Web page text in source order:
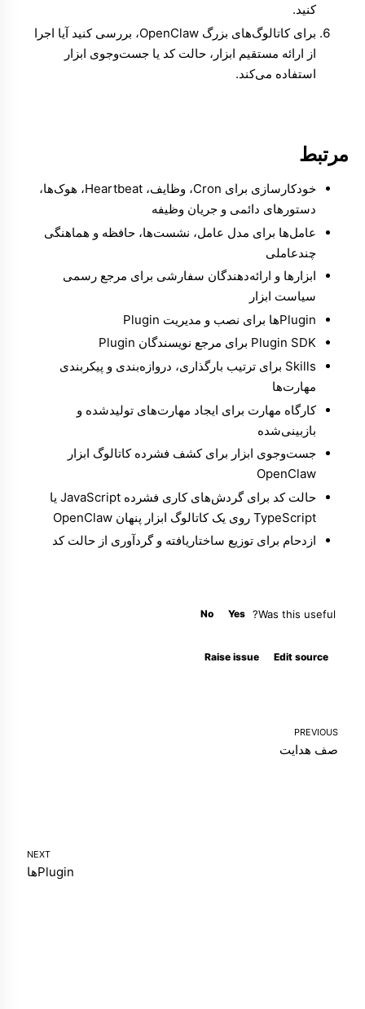
کنید.
برای کاتالوگ‌های بزرگ OpenClaw، بررسی کنید آیا اجرا
از ارائه مستقیم ابزار، حالت کد یا جست‌وجوی ابزار
استفاده می‌کند.
مرتبط
خودکارسازی
برای Cron، وظایف، Heartbeat، هوک‌ها،
دستورهای دائمی و جریان وظیفه
عامل‌ها برای مدل عامل، نشست‌ها، حافظه و هماهنگی
چندعاملی
ابزارها و ارائه‌دهندگان سفارشی برای مرجع رسمی
سیاست ابزار
Pluginها
برای نصب و مدیریت Plugin
SDK ‏Plugin
برای مرجع نویسندگان Plugin
Skills برای ترتیب بارگذاری، دروازه‌بندی و پیکربندی
مهارت‌ها
کارگاه مهارت برای ایجاد مهارت‌های تولیدشده و
بازبینی‌شده
جست‌وجوی ابزار برای کشف فشرده کاتالوگ ابزار
OpenClaw
حالت کد
برای گردش‌های کاری فشرده JavaScript یا
TypeScript روی یک کاتالوگ ابزار پنهان OpenClaw
ازدحام برای توزیع ساختاریافته و گردآوری از حالت کد
Was this useful?
Yes
No
Edit source
Raise issue
PREVIOUS
صف هدایت
NEXT
Pluginها